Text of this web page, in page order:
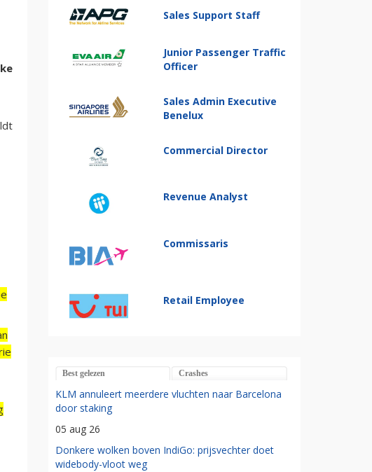
Sales Support Staff
Junior Passenger Traffic
Officer
Sales Admin Executive
Benelux
Commercial Director
Revenue Analyst
Commissaris
Retail Employee
Best gelezen Crashes
KLM annuleert meerdere vluchten naar Barcelona
door staking
05 aug 26
Donkere wolken boven IndiGo: prijsvechter doet
widebody-vloot weg